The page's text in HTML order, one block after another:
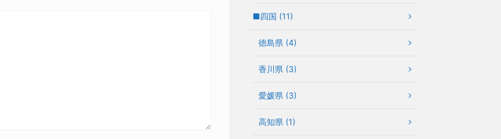
■四国 (11)
徳島県 (4)
香川県 (3)
愛媛県 (3)
高知県 (1)